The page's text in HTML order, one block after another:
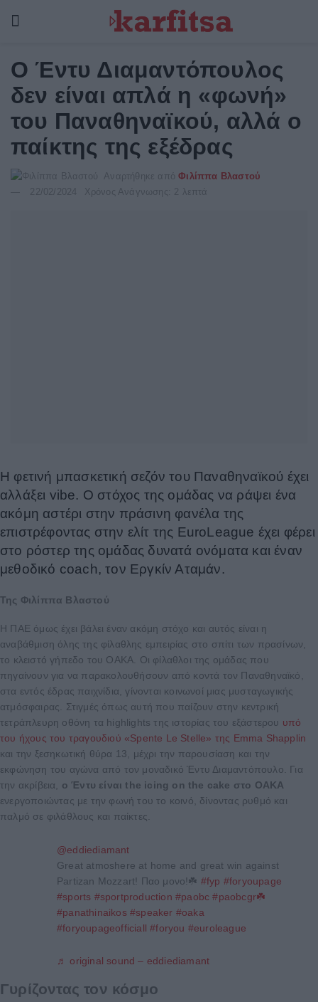
Ο Έντυ Διαμαντόπουλος
δεν είναι απλά η «φωνή»
του Παναθηναϊκού, αλλά ο
παίκτης της εξέδρας
Αναρτήθηκε από
Φιλίππα Βλαστού
22/02/2024
Χρόνος Ανάγνωσης: 2 λεπτά
H φετινή μπασκετική σεζόν του Παναθηναϊκού έχει
αλλάξει vibe. Ο στόχος της ομάδας να ράψει ένα
ακόμη αστέρι στην πράσινη φανέλα της
επιστρέφοντας στην ελίτ της EuroLeague έχει φέρει
στο ρόστερ της ομάδας δυνατά ονόματα και έναν
μεθοδικό coach, τον Εργκίν Αταμάν.
Της Φιλίππα Βλαστού
Η ΠΑΕ όμως έχει βάλει έναν ακόμη στόχο και αυτός είναι η
αναβάθμιση όλης της φίλαθλης εμπειρίας στο σπίτι των πρασίνων,
το κλειστό γήπεδο του ΟΑΚΑ. Οι φίλαθλοι της ομάδας που
πηγαίνουν για να παρακολουθήσουν από κοντά τον Παναθηναϊκό,
στα εντός έδρας παιχνίδια, γίνονται κοινωνοί μιας μυσταγωγικής
ατμόσφαιρας. Στιγμές όπως αυτή που παίζουν στην κεντρική
τετράπλευρη οθόνη τα highlights της ιστορίας του εξάστερου υπό
του ήχους του τραγουδιού «Spente Le Stelle» της Emma Shapplin
και την ξεσηκωτική θύρα 13, μέχρι την παρουσίαση και την
εκφώνηση του αγώνα από τον μοναδικό Έντυ Διαμαντόπουλο. Για
την ακρίβεια, ο Έντυ είναι the icing on the cake στο ΟΑΚΑ
ενεργοποιώντας με την φωνή του το κοινό, δίνοντας ρυθμό και
παλμό σε φιλάθλους και παίκτες.
@eddiediamant
Great atmoshere at home and great win against
Partizan Mozzart! Παο μονο!☘️ #fyp #foryoupage
#sports #sportproduction #paobc #paobcgr☘️
#panathinaikos #speaker #oaka
#foryoupageofficiall #foryou #euroleague
♬ original sound – eddiediamant
Γυρίζοντας τον κόσμο